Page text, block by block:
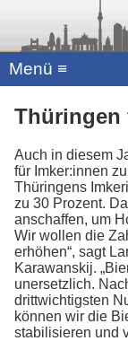
Menü ≡
Thüringen
Auch in diesem
für Imker:innen
Thüringens
zu 30 Prozent.
anschaffen, um
Wir wollen die
erhöhen“, sagt
Karawanskij.
unersetzlich.
drittwichtigsten
können wir die
stabilisieren und